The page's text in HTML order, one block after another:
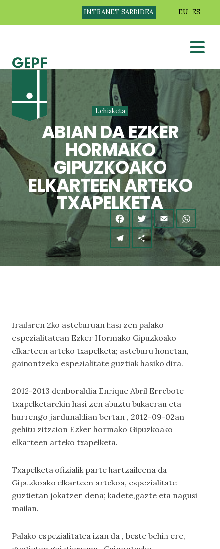
INTRANET SARBIDEA EU ES
Lehiaketa
ABIAN DA EZKER
HORMAKO
GIPUZKOAKO
ELKARTEEN ARTEKO
TXAPELKETA
Irailaren 2ko asteburuan hasi zen palako
espezialitatean Ezker Hormako Gipuzkoako
elkarteen arteko txapelketa; asteburu honetan,
gainontzeko espezialitate guztiak hasiko dira.
2012-2013 denboraldia Enrique Abril Errebote
txapelketarekin hasi zen abuztu bukaeran eta
hurrengo jardunaldian bertan , 2012-09-02an
gehitu zitzaion Ezker hormako Gipuzkoako
elkarteen arteko txapelketa.
Txapelketa ofizialik parte hartzaileena da
Gipuzkoako elkarteen artekoa, espezialitate
guztietan jokatzen dena; kadete,gazte eta nagusi
mailan.
Palako espezialitatea izan da , beste behin ere,